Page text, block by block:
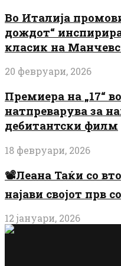
Во Италија
дождот“
класик на
20 февруари, 2026
Премиера на „17“
натпреварува за
дебитантски филм
18 февруари, 2026
📽️Леана Таќи со
најави својот прв
12 јануари, 2026